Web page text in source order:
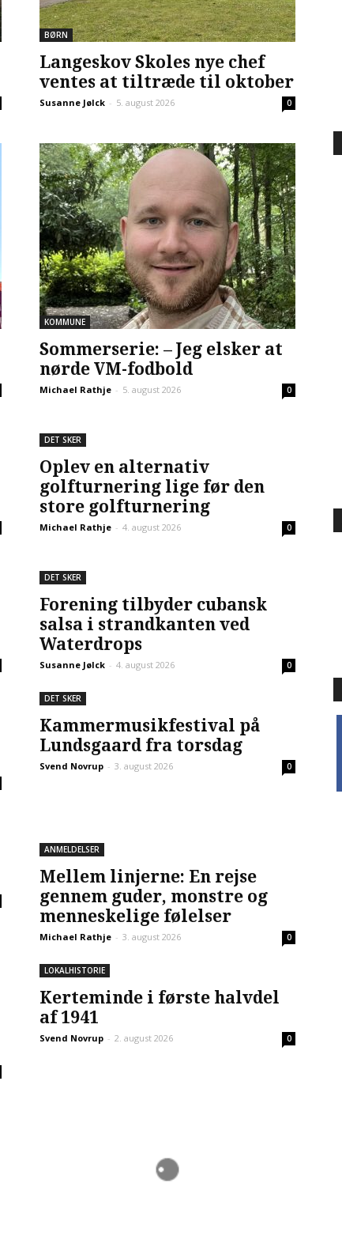
BØRN
Langeskov Skoles nye chef
ventes at tiltræde til oktober
Susanne Jølck - 5. august 2026 0
KOMMUNE
Sommerserie: – Jeg elsker at
nørde VM-fodbold
Michael Rathje - 5. august 2026 0
DET SKER
Oplev en alternativ
golfturnering lige før den
store golfturnering
Michael Rathje - 4. august 2026 0
DET SKER
Forening tilbyder cubansk
salsa i strandkanten ved
Waterdrops
Susanne Jølck - 4. august 2026 0
DET SKER
Kammermusikfestival på
Lundsgaard fra torsdag
Svend Novrup - 3. august 2026 0
ANMELDELSER
Mellem linjerne: En rejse
gennem guder, monstre og
menneskelige følelser
Michael Rathje - 3. august 2026 0
LOKALHISTORIE
Kerteminde i første halvdel
af 1941
Svend Novrup - 2. august 2026 0